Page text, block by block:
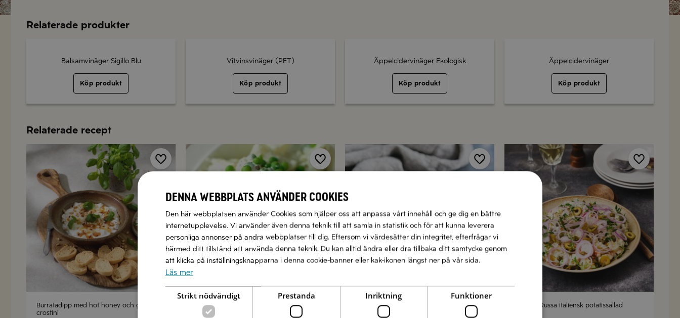
Relaterade produkter
Balsamvinäger Sigillo Blu
Köp produkt
Vitvinsvinäger (PET)
Köp produkt
Äppelcidervinäger Ekologisk
Köp produkt
Äppelcidervinäger
Köp produkt
Relaterade recept
Spara
Burratadipp med hot honey och glutenfria
crostini
Spara
Krämig potatissallad, Insalata Russa
Spara
Varma grönsaker med äppelcidervinäger
Spara
Insalata Russa italiensk potatissallad
Denna webbplats använder cookies
Den här webbplatsen använder Cookies som hjälper oss att anpassa vårt innehåll och ge dig en bättre
internetupplevelse. Vi använder även denna teknik till att samla in statistik och för att kunna leverera
personliga annonser på andra webbplatser till dig. Eftersom vi värdesätter din integritet, efterfrågar vi
härmed ditt tillstånd att använda denna teknik. Du kan alltid ändra eller dra tillbaka ditt samtycke genom
att klicka på inställningsknapparna i denna cookie-banner eller kak-ikonen längst ner på vår sida.
Läs mer
Strikt nödvändigt Prestanda Inriktning Funktioner